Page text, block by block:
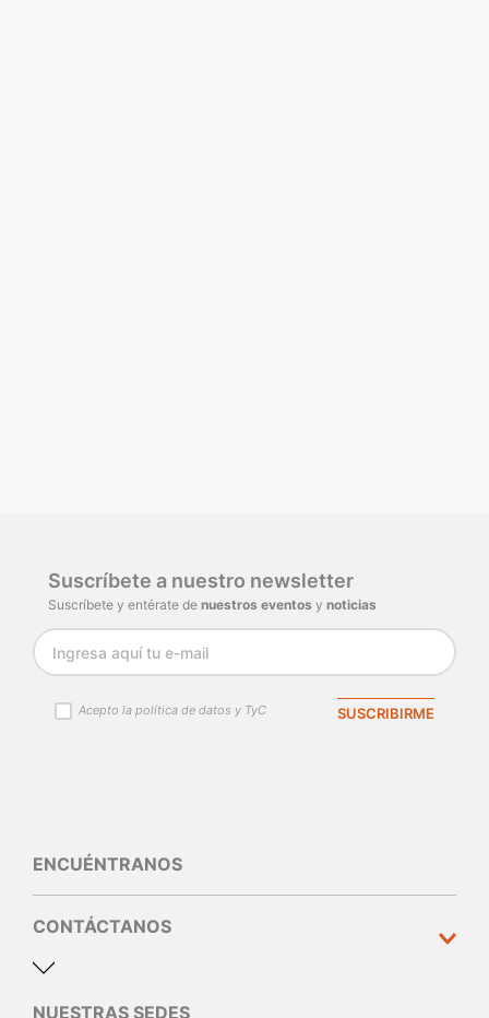
Suscríbete a nuestro newsletter
Suscríbete y entérate de nuestros eventos y noticias
Acepto la política de datos y TyC SUSCRIBIRME
ENCUÉNTRANOS
CONTÁCTANOS
NUESTRAS SEDES